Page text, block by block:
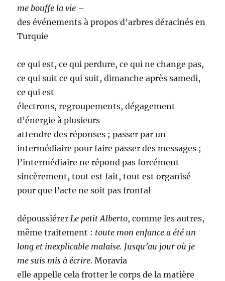
me bouffe la vie –
des événements à propos d’arbres déracinés en
Turquie
ce qui est, ce qui perdure, ce qui ne change pas,
ce qui suit ce qui suit, dimanche après samedi,
ce qui est
électrons, regroupements, dégagement
d’énergie à plusieurs
attendre des réponses ; passer par un
intermédiaire pour faire passer des messages ;
l’intermédiaire ne répond pas forcément
sincèrement, tout est fait, tout est organisé
pour que l’acte ne soit pas frontal
dépoussiérerLe petit Alberto, comme les autres,
même traitement : toute mon enfance a été un
long et inexplicable malaise. Jusqu’au jour où je
me suis mis à écrire. Moravia
elle appelle cela frotter le corps de la matière